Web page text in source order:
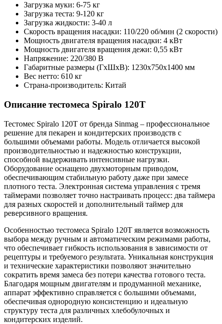
Загрузка муки: 6-75 кг
Загрузка теста: 9-120 кг
Загрузка жидкости: 3-40 л
Скорость вращения насадки: 110/220 об/мин (2 скорости)
Мощность двигателя вращения насадки: 4 кВт
Мощность двигателя вращения дежи: 0,55 кВт
Напряжение: 220/380 В
Габаритные размеры (ГхШхВ): 1230х750х1400 мм
Вес нетто: 610 кг
Страна-производитель: Китай
Описание тестомеса Spiralo 120Т
Тестомес Spiralo 120Т от бренда Sinmag – профессиональное
решение для пекарен и кондитерских производств с
большими объемами работы. Модель отличается высокой
производительностью и надежностью конструкции,
способной выдерживать интенсивные нагрузки.
Оборудование оснащено двухмоторным приводом,
обеспечивающим стабильную работу даже при замесе
плотного теста. Электронная система управления с тремя
таймерами позволяет точно настраивать процесс: два таймера
для разных скоростей и дополнительный таймер для
реверсивного вращения.
Особенностью тестомеса Spiralo 120Т является возможность
выбора между ручным и автоматическим режимами работы,
что обеспечивает гибкость использования в зависимости от
рецептуры и требуемого результата. Уникальная конструкция
и технические характеристики позволяют значительно
сократить время замеса без потери качества готового теста.
Благодаря мощным двигателям и продуманной механике,
аппарат эффективно справляется с большими объемами,
обеспечивая однородную консистенцию и идеальную
структуру теста для различных хлебобулочных и
кондитерских изделий.